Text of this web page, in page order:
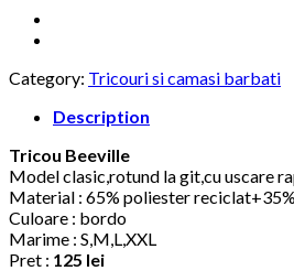
Category: Tricouri si camasi barbati
Description
Tricou Beeville
Model clasic,rotund la git,cu uscare
Material : 65% poliester
Culoare : bordo
Marime : S,M,L,XXL
Pret : 125 lei